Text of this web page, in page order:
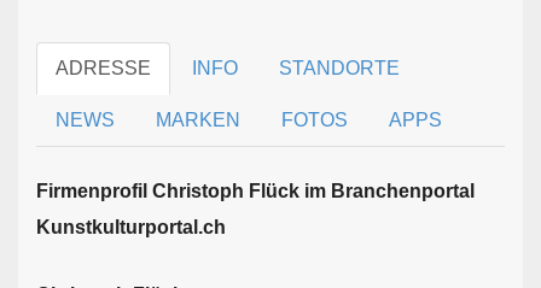
ADRESSE INFO STANDORTE
NEWS MARKEN FOTOS APPS
Firmen­profil Christoph Flück im Branchen­portal
Kunstkulturportal.ch